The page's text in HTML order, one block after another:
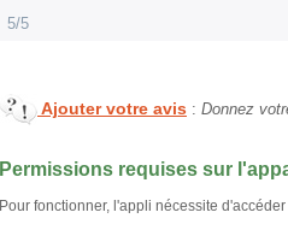
5/5
Ajouter votre avis : Donnez
Permissions requises sur
Pour fonctionner, l'appli nécessite